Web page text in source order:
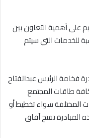
على أهمية التعاون بين
للخدمات التي سيتم
فخامة الرئيس عبدالفتاح
طاقات المجتمع
المختلفة سواء تخطيط أو
المبادرة تفتح آفاق